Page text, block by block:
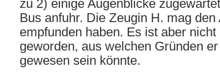
zu 2) einige Augenblicke
Bus anfuhr. Die Zeugin H. mag
empfunden haben. Es ist aber
geworden, aus welchen Gründen
gewesen sein könnte.